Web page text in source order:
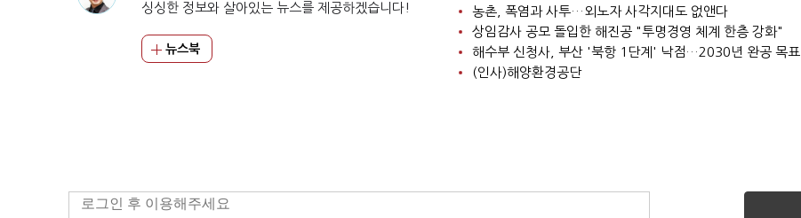
싱싱한 정보와 살아있는 뉴스를 제공하겠습니다!
뉴스북
농촌, 폭염과 사투…외노자 사각지대도 없앤다
상임감사 공모 돌입한 해진공 "투명경영 체계 한층 강화"
해수부 신청사, 부산 '북항 1단계' 낙점…2030년 완공 목표
(인사)해양환경공단